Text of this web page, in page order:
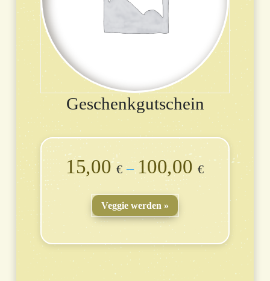
Geschenkgutschein
15,00€ –100,00€
Veggie werden